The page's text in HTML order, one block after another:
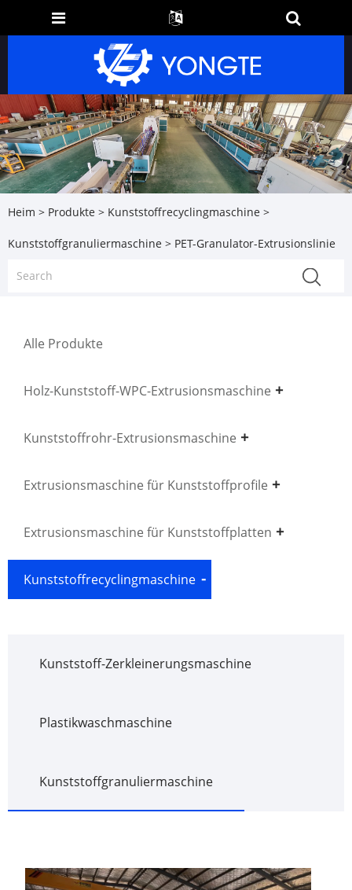
Heim > Produkte > Kunststoffrecyclingmaschine >
Kunststoffgranuliermaschine > PET-Granulator-Extrusionslinie
Alle Produkte
Holz-Kunststoff-WPC-Extrusionsmaschine
Kunststoffrohr-Extrusionsmaschine
Extrusionsmaschine für Kunststoffprofile
Extrusionsmaschine für Kunststoffplatten
Kunststoffrecyclingmaschine
Kunststoff-Zerkleinerungsmaschine
Plastikwaschmaschine
Kunststoffgranuliermaschine